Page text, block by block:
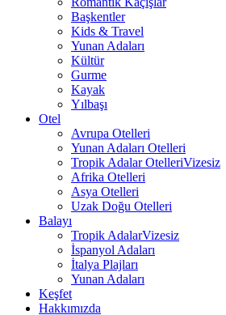
Başkentler
Kids & Travel
Yunan Adaları
Kültür
Gurme
Kayak
Yılbaşı
Otel
Avrupa Otelleri
Yunan Adaları Otelleri
Tropik Adalar OtelleriVizesiz
Afrika Otelleri
Asya Otelleri
Uzak Doğu Otelleri
Balayı
Tropik AdalarVizesiz
İspanyol Adaları
İtalya Plajları
Yunan Adaları
Keşfet
Hakkımızda